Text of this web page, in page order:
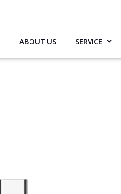
ABOUT US SERVICE